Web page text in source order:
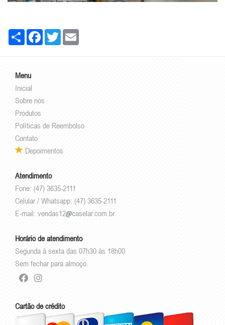
Share FacebookTwitter
Menu
Inicial
Sobre nós
Produtos
Políticas de Reembolso
Contato
Depoimentos
Atendimento
Fone: (47) 3635-2111
Celular / Whatsapp: (47) 3635-2111
E-mail: vendas12 caselar.com.br
Horário de atendimento
Segunda à sexta das 07h30 às 18h00
Sem fechar para almoço.
Cartão de crédito